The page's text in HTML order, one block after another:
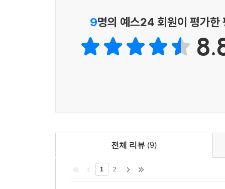
--- p.229-2309명의 예스24 회원이 평가한
전체 리뷰 (9)
1 2